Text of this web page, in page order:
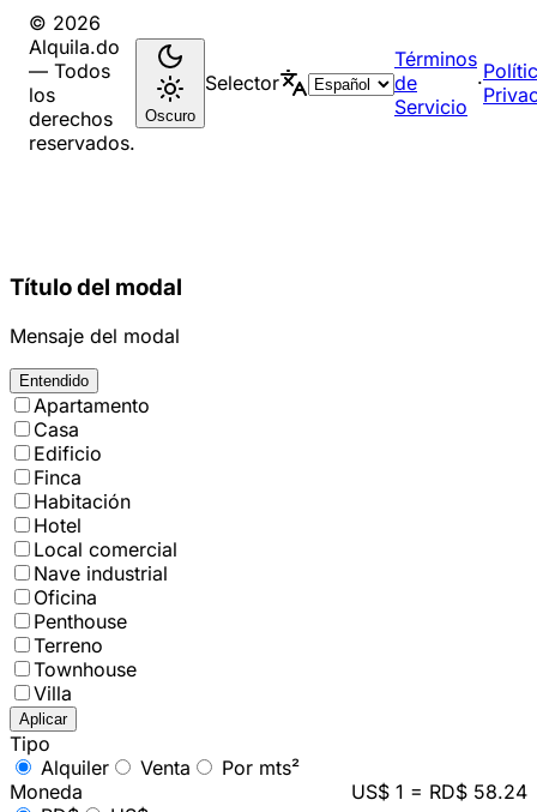
© 2026
Alquila.do
— Todos
los
derechos
reservados.
Oscuro
Selector
Términos
de
Servicio
·
Título del modal
Mensaje del modal
Entendido
Apartamento
Casa
Edificio
Finca
Habitación
Hotel
Local comercial
Nave industrial
Oficina
Penthouse
Terreno
Townhouse
Villa
Aplicar
Tipo
Alquiler
Venta
Por mts²
Moneda
US$ 1 = RD$ 58.24